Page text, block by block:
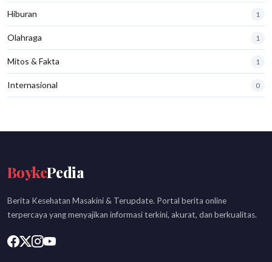
Hiburan 1
Olahraga 1
Mitos & Fakta 1
Internasional 0
BoykePedia
Berita Kesehatan Masakini & Terupdate. Portal berita online
terpercaya yang menyajikan informasi terkini, akurat, dan berkualitas.